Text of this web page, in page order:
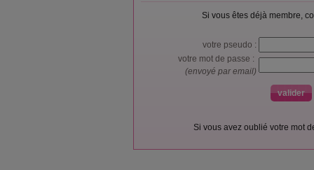
Si vous êtes déjà membre,
votre pseudo :
votre mot de passe :
(envoyé par email)
Si vous avez oublié votre mot